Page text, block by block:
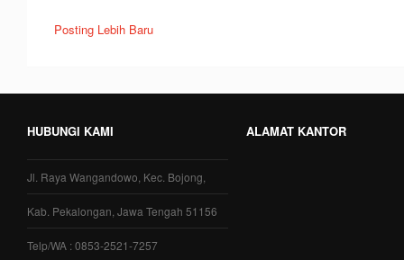
Posting Lebih Baru
HUBUNGI KAMI
Jl. Raya Wangandowo, Kec. Bojong,
Kab. Pekalongan, Jawa Tengah 51156
Telp/WA : 0853-2521-7257
ALAMAT KANTOR